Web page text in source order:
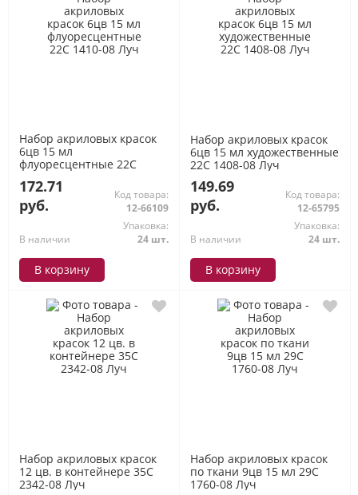
Набор акриловых красок
6цв 15 мл
флуоресцентные 22С
172.71
руб.
Код товара:
12-66109
В наличии
Упаковка:
24 шт.
В корзину
Набор акриловых красок
6цв 15 мл художественные
22С 1408-08 Луч
149.69
руб.
Код товара:
12-65795
В наличии
Упаковка:
24 шт.
В корзину
Набор акриловых красок
12 цв. в контейнере 35С
2342-08 Луч
Набор акриловых красок
по ткани 9цв 15 мл 29С
1760-08 Луч